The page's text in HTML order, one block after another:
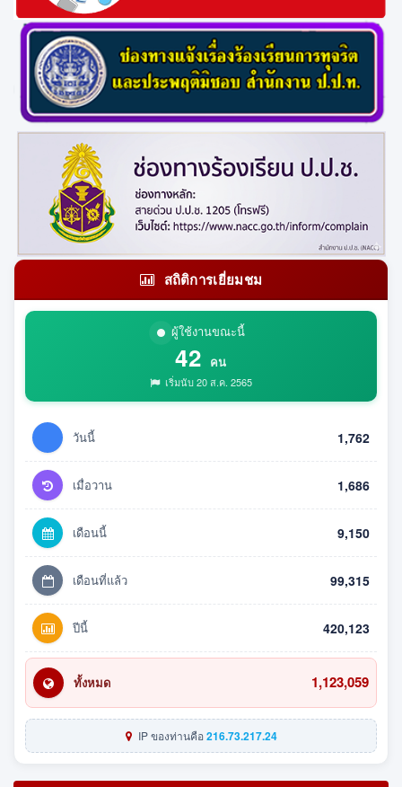
สถิติการเยี่ยมชม
ผู้ใช้งานขณะนี้
42 คน
เริ่มนับ 20 ส.ค. 2565
วันนี้ 1,762
เมื่อวาน 1,686
เดือนนี้ 9,150
เดือนที่แล้ว 99,315
ปีนี้ 420,123
ทั้งหมด 1,123,059
IP ของท่านคือ216.73.217.24